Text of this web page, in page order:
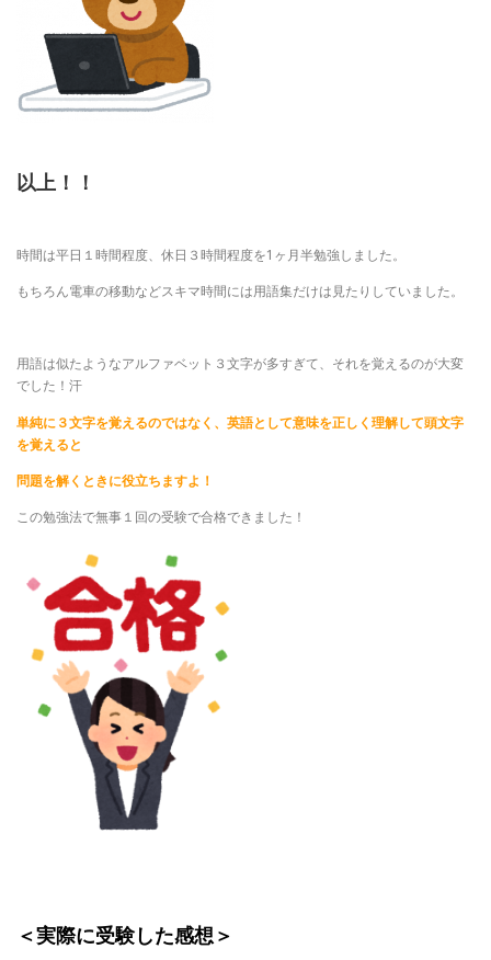
以上！！
時間は平日１時間程度、休日３時間程度を1ヶ月半勉強しました。
もちろん電車の移動などスキマ時間には用語集だけは見たりしていました。
用語は似たようなアルファベット３文字が多すぎて、それを覚えるのが大変
でした！汗
単純に３文字を覚えるのではなく、英語として意味を正しく理解して頭文字
を覚えると
問題を解くときに役立ちますよ！
この勉強法で無事１回の受験で合格できました！
＜実際に受験した感想＞